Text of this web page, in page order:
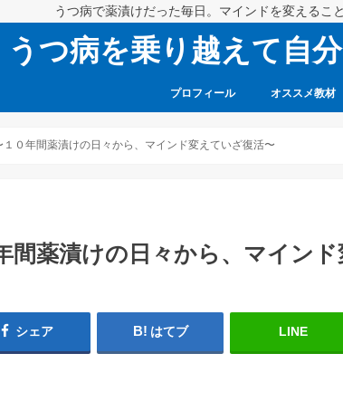
うつ病で薬漬けだった毎日。マインドを変えるこ
うつ病を乗り越えて自
プロフィール オススメ教材
１０年間薬漬けの日々から、マインド変えていざ復活〜
間薬漬けの日々から、マイン
シェア はてブ LINE